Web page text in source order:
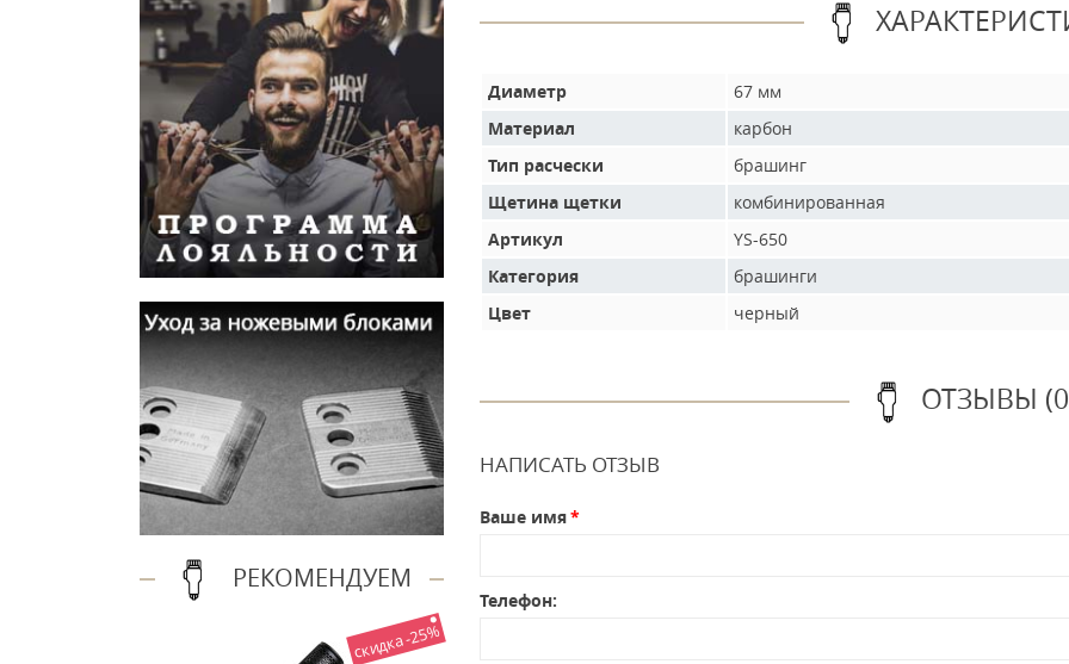
РЕКОМЕНДУЕМ
скидка -25%
Диаметр
67 мм
Материал
карбон
Тип расчески
брашинг
Щетина щетки
комбинированная
Артикул
YS-650
Категория
брашинги
Цвет
черный
ОТЗЫВЫ
НАПИСАТЬ ОТЗЫВ
Ваше имя
Телефон: